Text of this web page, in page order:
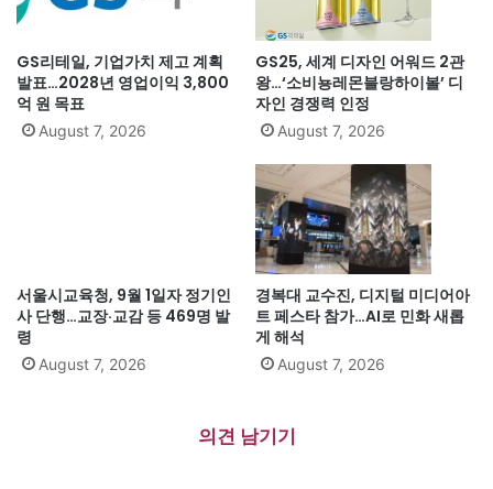
GS리테일, 기업가치 제고 계획
발표…2028년 영업이익 3,800
억 원 목표
August 7, 2026
GS25, 세계 디자인 어워드 2관
왕…‘소비뇽레몬블랑하이볼’ 디
자인 경쟁력 인정
August 7, 2026
서울시교육청, 9월 1일자 정기인
사 단행…교장·교감 등 469명 발
령
August 7, 2026
경복대 교수진, 디지털 미디어아
트 페스타 참가…AI로 민화 새롭
게 해석
August 7, 2026
의견 남기기